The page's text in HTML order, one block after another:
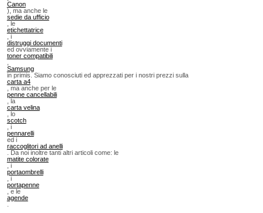
Canon
), ma anche le
sedie da ufficio
, le
etichettatrice
, i
distruggi documenti
ed ovviamente i
toner compatibili
,
Samsung
in primis. Siamo conosciuti ed apprezzati per i nostri prezzi sulla
carta a4
, ma anche per le
penne cancellabili
, la
carta velina
, lo
scotch
, i
pennarelli
ed i
raccoglitori ad anelli
. Da noi inoltre tanti altri articoli come: le
matite colorate
, i
portaombrelli
, i
portapenne
, e le
agende
.